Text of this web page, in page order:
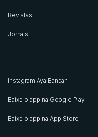
Revistas
Jornais
Instagram Aya Bancah
Baixe o app na Google Play
Baixe o app na App Store